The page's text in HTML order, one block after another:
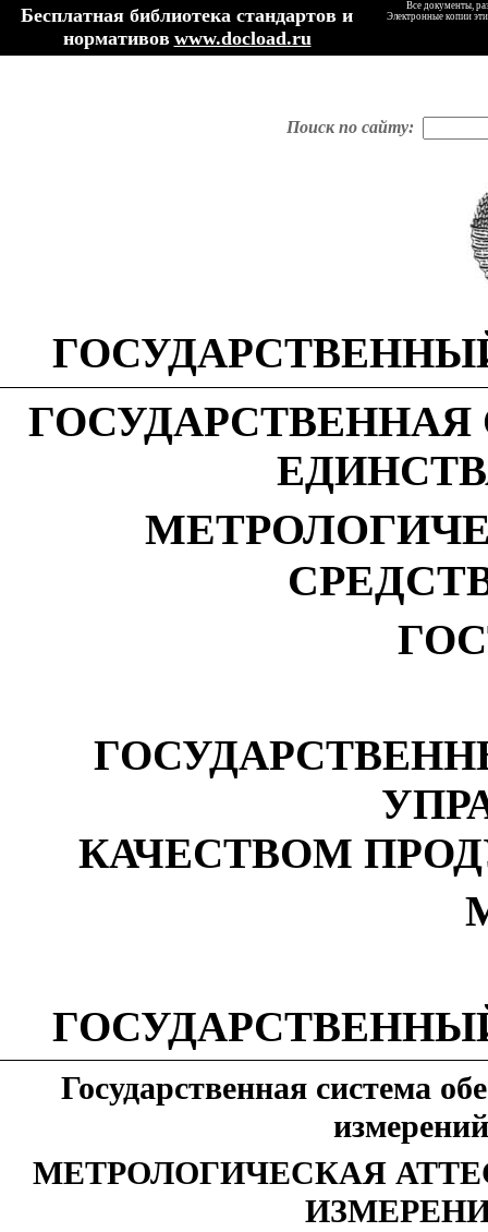
Бесплатная библиотека стандартов и
нормативов www.docload.ru
Все документы,
Электронные копии
Поиск по сайту:
КАЧЕСТВОМ
Государственная система
измерений
МЕТРОЛОГИЧЕСКАЯ